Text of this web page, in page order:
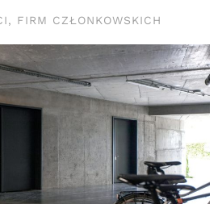
, FIRM CZŁONKOWSKICH